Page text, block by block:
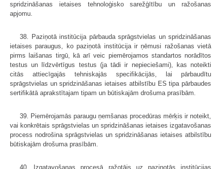
spridzināšanas ietaises tehnoloģisko sarežģītību un ražošanas
apjomu.
38. Paziņotā institūcija pārbauda sprāgstvielas un spridzināšanas
ietaises paraugus, ko paziņotā institūcija ir ņēmusi ražošanas vietā
pirms laišanas tirgū, kā arī veic piemērojamos standartos norādītos
testus un līdzvērtīgus testus (ja tādi ir nepieciešami), kas noteikti
citās attiecīgajās tehniskajās specifikācijās, lai pārbaudītu
sprāgstvielas un spridzināšanas ietaises atbilstību ES tipa pārbaudes
sertifikātā aprakstītajam tipam un būtiskajām drošuma prasībām.
39. Piemērojamās paraugu ņemšanas procedūras mērķis ir noteikt,
vai konkrētais sprāgstvielas un spridzināšanas ietaises izgatavošanas
process nodrošina sprāgstvielas un spridzināšanas ietaises atbilstību
būtiskajām drošuma prasībām.
40. Izgatavošanas procesā ražotājs uz paziņotās institūcijas